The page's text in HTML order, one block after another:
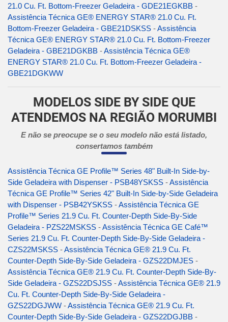
21.0 Cu. Ft. Bottom-Freezer Geladeira - GDE21EGKBB -
Assistência Técnica GE® ENERGY STAR® 21.0 Cu. Ft.
Bottom-Freezer Geladeira - GBE21DSKSS -Assistência
Técnica GE® ENERGY STAR® 21.0 Cu. Ft. Bottom-Freezer
Geladeira - GBE21DGKBB -Assistência Técnica GE®
ENERGY STAR® 21.0 Cu. Ft. Bottom-Freezer Geladeira -
GBE21DGKWW
MODELOS SIDE BY SIDE QUE
ATENDEMOS NA REGIÃO MORUMBI
E não se preocupe se o seu modelo não está listado,
consertamos também
Assistência Técnica GE Profile™ Series 48" Built-In Side-by-
Side Geladeira with Dispenser - PSB48YSKSS -Assistência
Técnica GE Profile™ Series 42" Built-In Side-by-Side Geladeira
with Dispenser - PSB42YSKSS -Assistência Técnica GE
Profile™ Series 21.9 Cu. Ft. Counter-Depth Side-By-Side
Geladeira - PZS22MSKSS -Assistência Técnica GE Café™
Series 21.9 Cu. Ft. Counter-Depth Side-By-Side Geladeira -
CZS22MSKSS -Assistência Técnica GE® 21.9 Cu. Ft.
Counter-Depth Side-By-Side Geladeira - GZS22DMJES -
Assistência Técnica GE® 21.9 Cu. Ft. Counter-Depth Side-By-
Side Geladeira - GZS22DSJSS -Assistência Técnica GE® 21.9
Cu. Ft. Counter-Depth Side-By-Side Geladeira -
GZS22DGJWW -Assistência Técnica GE® 21.9 Cu. Ft.
Counter-Depth Side-By-Side Geladeira - GZS22DGJBB -